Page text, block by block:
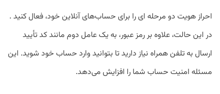
احراز هویت دو مرحله ای را برای حساب‌های آنلاین خود، فعال کنید .
در این حالت، علاوه بر رمز عبور، به یک عامل دوم مانند کد تأیید
ارسال به تلفن همراه نیاز دارید تا بتوانید وارد حساب خود شوید. این
مسئله امنیت حساب شما را افزایش می‌دهد.